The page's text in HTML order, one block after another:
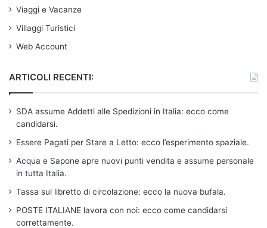
Viaggi e Vacanze
Villaggi Turistici
Web Account
ARTICOLI RECENTI:
SDA assume Addetti alle Spedizioni in Italia: ecco come
candidarsi.
Essere Pagati per Stare a Letto: ecco l’esperimento spaziale.
Acqua e Sapone apre nuovi punti vendita e assume personale
in tutta Italia.
Tassa sul libretto di circolazione: ecco la nuova bufala.
POSTE ITALIANE lavora con noi: ecco come candidarsi
correttamente.